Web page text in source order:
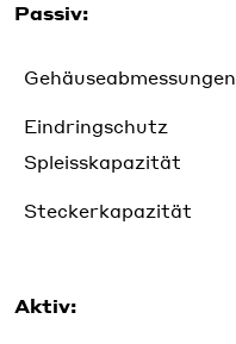
Passiv:
Gehäuseabmessungen
Eindringschutz
Spleisskapazität
Steckerkapazität
Aktiv: